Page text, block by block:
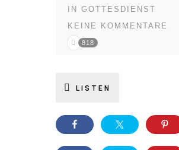
IN GOTTESDIENST
KEINE KOMMENTARE
818
LISTEN